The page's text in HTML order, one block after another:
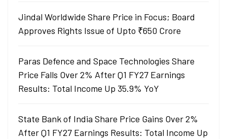
Jindal Worldwide Share Price in Focus; Board
Approves Rights Issue of Upto ₹650 Crore
Paras Defence and Space Technologies Share
Price Falls Over 2% After Q1 FY27 Earnings
Results: Total Income Up 35.9% YoY
State Bank of India Share Price Gains Over 2%
After Q1 FY27 Earnings Results: Total Income Up